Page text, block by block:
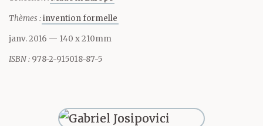
un artisan, a-t-il dit. Il
est un intermédiaire.
C’est quelque chose de
Cela suppose une façon
Thèmes :invention formelle
janv. 2016 — 140 x 210mm
ISBN : 978-2-915018-87-5